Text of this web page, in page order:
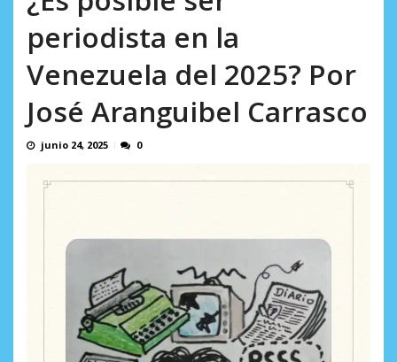
periodista en la
Venezuela del 2025? Por
José Aranguibel Carrasco
junio 24, 2025 0